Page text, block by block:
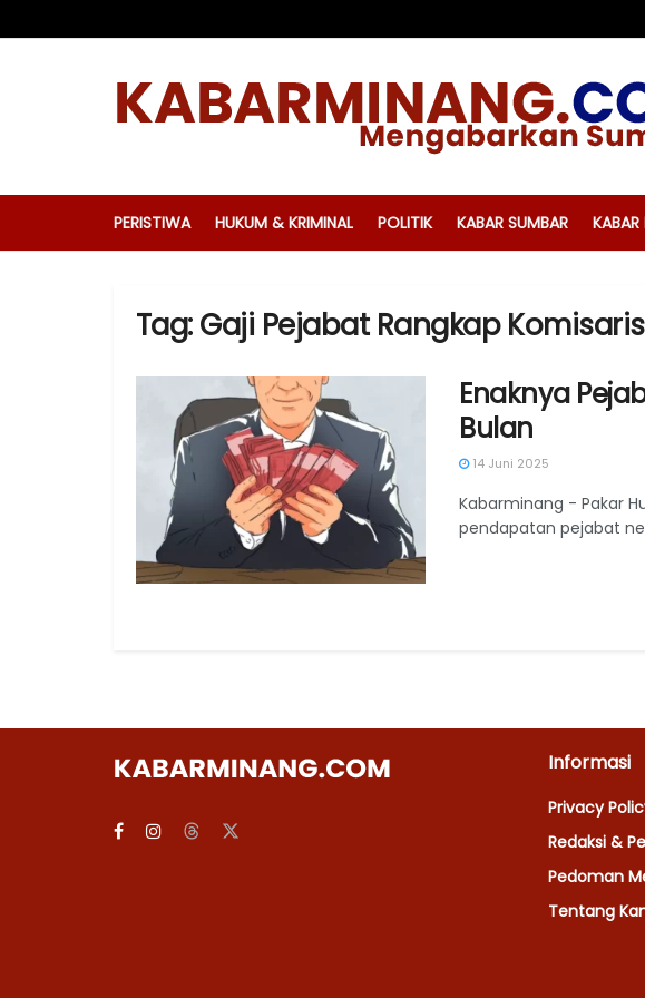
PERISTIWA HUKUM & KRIMINAL POLITIK KABAR SUMBAR
Tag:Gaji Pejabat Rangkap Komisaris
Enaknya
Bulan
14 Juni 2025
Kabarminang - Pakar
pendapatan pejabat
Informasi
Privacy
Redaksi &
Pedoman
Tentang